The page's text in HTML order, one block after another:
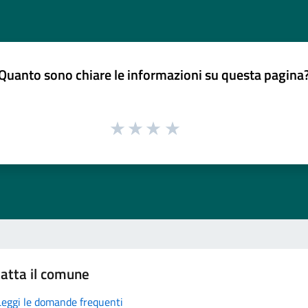
sono chiare le informazioni su questa
il comune
le domande frequenti